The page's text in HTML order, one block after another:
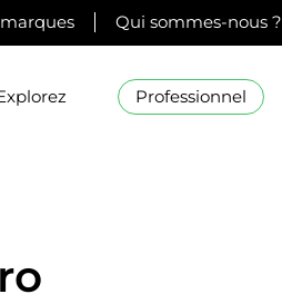
Qui sommes-nous ?
Professionnel